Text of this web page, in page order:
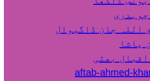
اللہ جان ڈاگیوال
پاشا
بھٹی
aftab-ahmed-